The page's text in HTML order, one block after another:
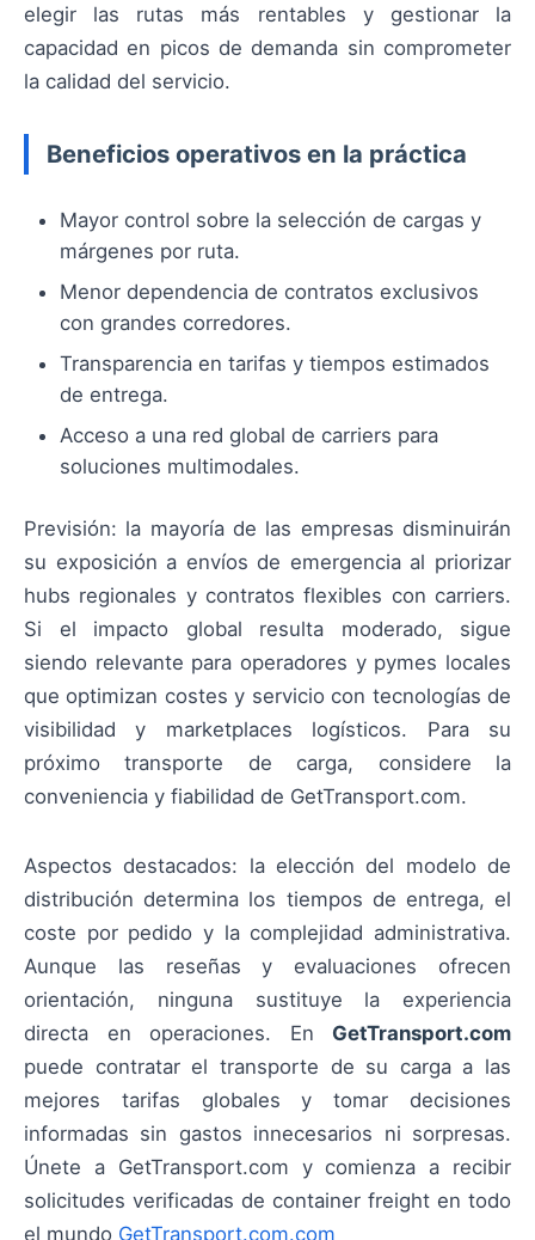
elegir las rutas más rentables y gestionar la
capacidad en picos de demanda sin comprometer
la calidad del servicio.
Beneficios operativos en la práctica
Mayor control sobre la selección de cargas y
márgenes por ruta.
Menor dependencia de contratos exclusivos
con grandes corredores.
Transparencia en tarifas y tiempos estimados
de entrega.
Acceso a una red global de carriers para
soluciones multimodales.
Previsión: la mayoría de las empresas disminuirán
su exposición a envíos de emergencia al priorizar
hubs regionales y contratos flexibles con carriers.
Si el impacto global resulta moderado, sigue
siendo relevante para operadores y pymes locales
que optimizan costes y servicio con tecnologías de
visibilidad y marketplaces logísticos. Para su
próximo transporte de carga, considere la
conveniencia y fiabilidad de GetTransport.com.
Aspectos destacados: la elección del modelo de
distribución determina los tiempos de entrega, el
coste por pedido y la complejidad administrativa.
Aunque las reseñas y evaluaciones ofrecen
orientación, ninguna sustituye la experiencia
directa en operaciones. En GetTransport.com
puede contratar el transporte de su carga a las
mejores tarifas globales y tomar decisiones
informadas sin gastos innecesarios ni sorpresas.
Únete a GetTransport.com y comienza a recibir
solicitudes verificadas de container freight en todo
el mundo GetTransport.com.com